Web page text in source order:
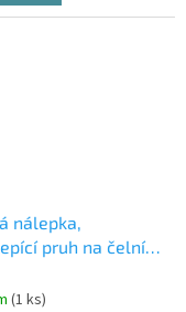
nálepka,
pruh na čelní
Felicia
(1 ks)